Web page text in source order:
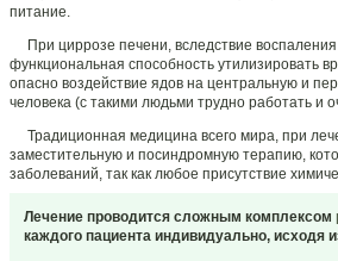
питание.
При циррозе печени, вследствие
функциональная способность утилизировать
опасно воздействие ядов на центральную и
человека (с такими людьми трудно работать и
Традиционная медицина всего мира, при
заместительную и посиндромную терапию,
заболеваний, так как любое присутствие
Лечение проводится сложным комплексом
каждого пациента индивидуально, исходя